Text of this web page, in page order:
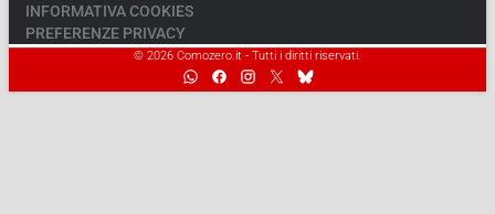
INFORMATIVA COOKIES
PREFERENZE PRIVACY
© 2026 Comozero.it - Tutti i diritti riservati.